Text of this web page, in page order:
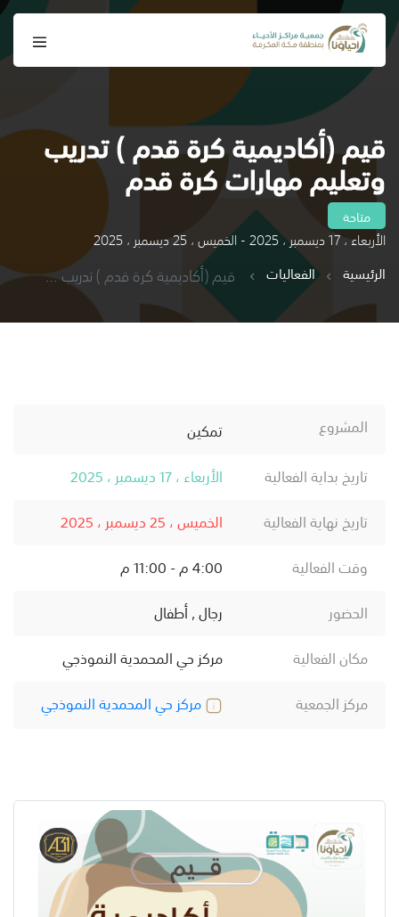
قيم (أكاديمية كرة قدم ) تدريب
وتعليم مهارات كرة قدم
متاحة
الأربعاء ، 17 ديسمبر ، 2025 - الخميس ، 25 ديسمبر ، 2025
الرئيسية
الفعاليات قيم (أكاديمية كرة قدم ) تدريب وتعليم مهارات كرة قدم
المشروع
تمكين
تاريخ بداية الفعالية
الأربعاء ، 17 ديسمبر ، 2025
تاريخ نهاية الفعالية
الخميس ، 25 ديسمبر ، 2025
وقت الفعالية
4:00 م - 11:00 م
الحضور
رجال , أطفال
مكان الفعالية
مركز حي المحمدية النموذجي
مركز الجمعية
مركز حي المحمدية النموذجي